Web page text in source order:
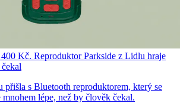
Kč. Reproduktor Parkside z Lidlu hraje
přišla s Bluetooth reproduktorem, který se
mnohem lépe, než by člověk čekal.